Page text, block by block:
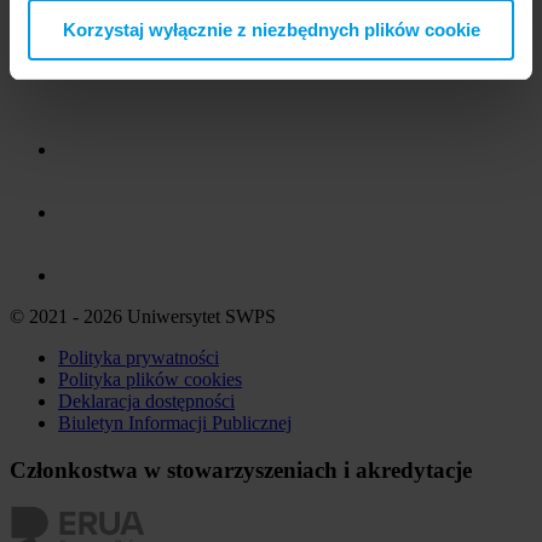
Korzystaj wyłącznie z niezbędnych plików cookie
© 2021 - 2026 Uniwersytet SWPS
Polityka prywatności
Polityka plików cookies
Deklaracja dostępności
Biuletyn Informacji Publicznej
Członkostwa w stowarzyszeniach i akredytacje